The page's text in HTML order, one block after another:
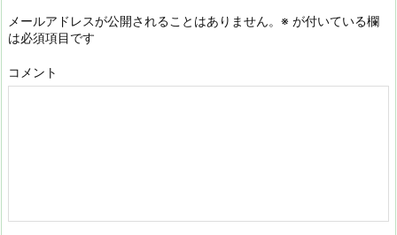
メールアドレスが公開されることはありません。 ※ が付いている欄
は必須項目です
コメント